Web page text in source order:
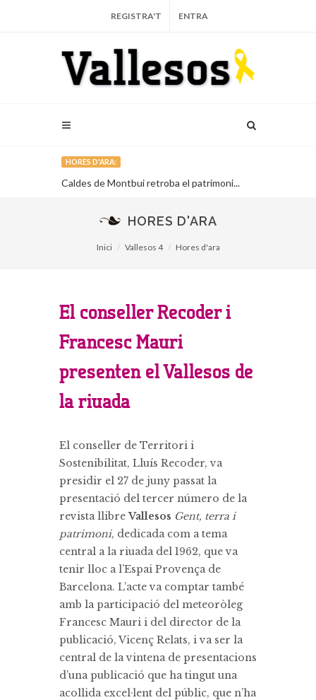
REGISTRA'T ENTRA
HORES D'ARA:
Caldes de Montbui retroba el patrimoni...
HORES D'ARA
Inici Vallesos 4 Hores d'ara
El conseller Recoder i
Francesc Mauri
presenten el Vallesos de
la riuada
El conseller de Territori i
Sostenibilitat, Lluís Recoder, va
presidir el 27 de juny passat la
presentació del tercer número de la
revista llibreVallesos Gent, terra i
patrimoni, dedicada com a tema
central a la riuada del 1962, que va
tenir lloc a l’Espai Provença de
Barcelona. L’acte va comptar també
amb la participació del meteoròleg
Francesc Mauri i del director de la
publicació, Vicenç Relats, i va ser la
central de la vintena de presentacions
d’una publicació que ha tingut una
acollida excel·lent del públic, que n’ha